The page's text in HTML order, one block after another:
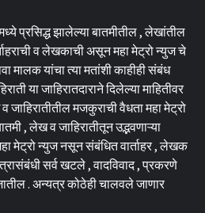
प्रसिद्ध झालेल्या बातमीतील , लेखांतील
व लेखकाची असून महा मेट्रो न्युज चे
यांचा त्या मतांशी काहीही संबंध
या जाहिरातदाराने दिलेल्या माहितीवर
मजकुराची वैधता महा मेट्रो
, लेख व जाहिरातीतून उद्भवणाऱ्या
मेट्रो न्युज नसून संबंधित वार्ताहर , लेखक
सर्व खटले , वादविवाद , प्रकरणे
. अन्यत्र कोठेही चालवले जाणार